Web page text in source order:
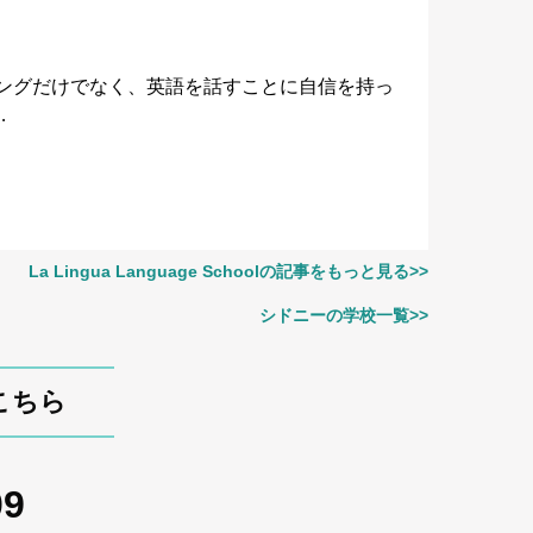
だけでなく、英語を話すことに自信を持っ
La Lingua Language Schoolの記事をもっと見る>>
シドニーの学校一覧>>
ちら